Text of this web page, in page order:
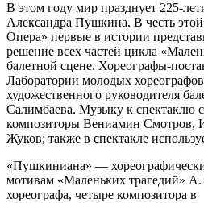
В этом году мир празднует 225-
Александра Пушкина. В честь
Опера» первые в истории
решение всех частей цикла
балетной сцене. Хореографы-
Лаборатории молодых
художественного руководителя
Салимбаева. Музыку к спектаклю
композиторы Вениамин Смотров,
Жуков; также в спектакле
«Пушкиниана» —
мотивам «Маленьких трагедий»
хореографа, четыре композитора в